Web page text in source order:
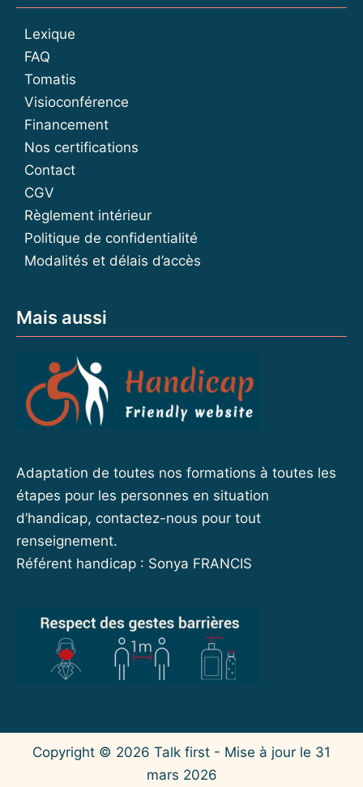
Lexique
FAQ
Tomatis
Visioconférence
Financement
Nos certifications
Contact
CGV
Règlement intérieur
Politique de confidentialité
Modalités et délais d’accès
Mais aussi
Adaptation de toutes nos formations à toutes les
étapes pour les personnes en situation
d’handicap, contactez-nous pour tout
renseignement.
Référent handicap : Sonya FRANCIS
Copyright © 2026 Talk first - Mise à jour le 31
mars 2026